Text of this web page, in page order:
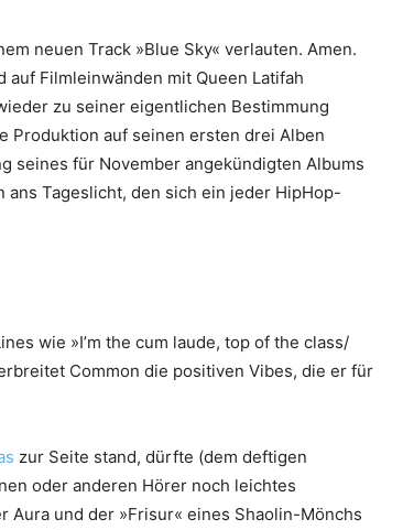
neuen Track »Blue Sky« verlauten. Amen.
auf Filmleinwänden mit Queen Latifah
zu seiner eigentlichen Bestimmung
Produktion auf seinen ersten drei Alben
seines für November angekündigten Albums
ans Tageslicht, den sich ein jeder HipHop-
wie »I’m the cum laude, top of the class/
Common die positiven Vibes, die er für
zur Seite stand, dürfte (dem deftigen
oder anderen Hörer noch leichtes
Aura und der »Frisur« eines Shaolin-Mönchs